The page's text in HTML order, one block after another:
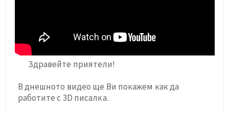
Здравейте приятели!
В днешното видео ще Ви покажем как да
работите с 3D писалка.